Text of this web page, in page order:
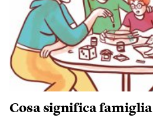
Cosa significa famiglia